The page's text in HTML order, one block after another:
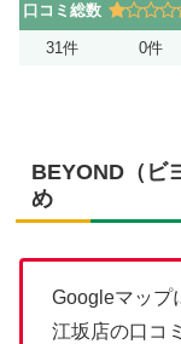
口コミ総数
31件 0件
BEYOND（ビ
め
Googleマップ
江坂店の口コ